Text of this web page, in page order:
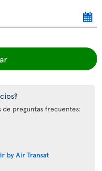
de preguntas frecuentes:
by Air Transat